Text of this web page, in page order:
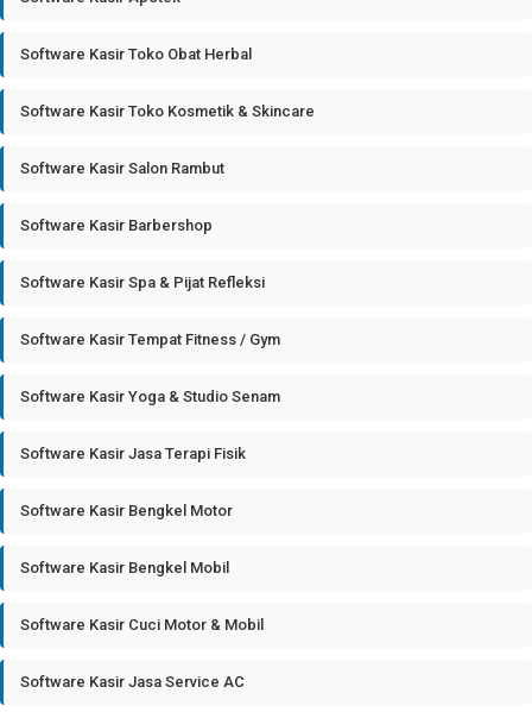
Software Kasir Toko Obat Herbal
Software Kasir Toko Kosmetik & Skincare
Software Kasir Salon Rambut
Software Kasir Barbershop
Software Kasir Spa & Pijat Refleksi
Software Kasir Tempat Fitness / Gym
Software Kasir Yoga & Studio Senam
Software Kasir Jasa Terapi Fisik
Software Kasir Bengkel Motor
Software Kasir Bengkel Mobil
Software Kasir Cuci Motor & Mobil
Software Kasir Jasa Service AC